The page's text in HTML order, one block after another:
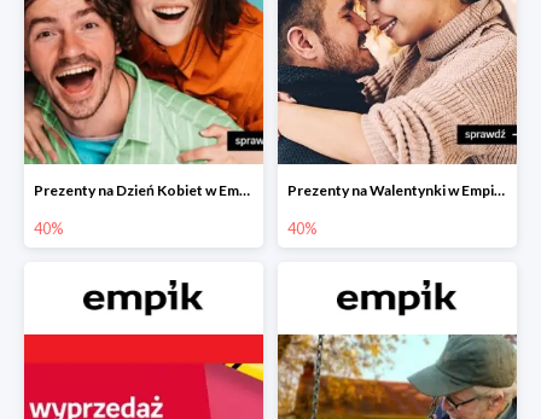
Prezenty na Dzień Kobiet w Empiku do -40%
40%
Prezenty na Walentynki w Empiku do -40%
40%